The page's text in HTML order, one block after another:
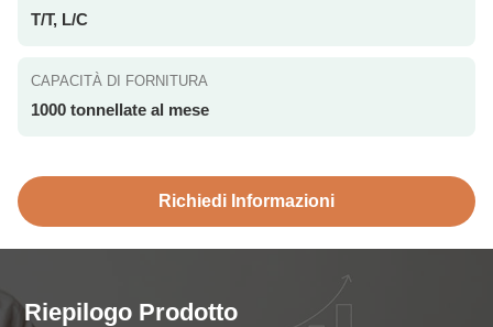
T/T, L/C
CAPACITÀ DI FORNITURA
1000 tonnellate al mese
Richiedi Informazioni
Riepilogo Prodotto